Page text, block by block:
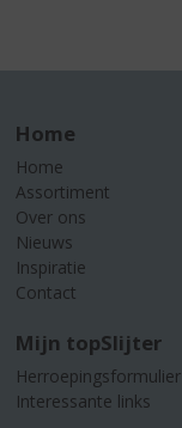
Home
Home
Assortiment
Over ons
Nieuws
Inspiratie
Contact
Mijn topSlijter
Herroepingsformulier
Interessante links